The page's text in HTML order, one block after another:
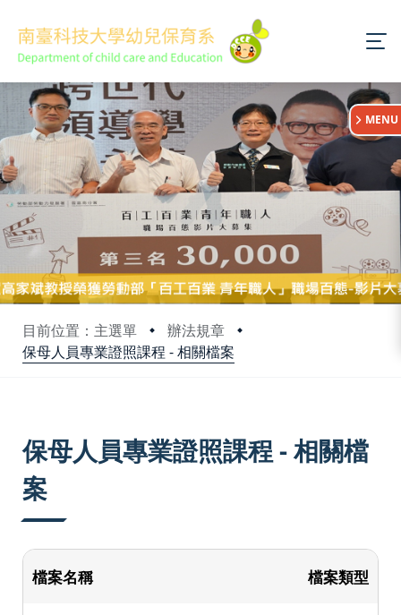
目前位置：主選單
辦法規章
保母人員專業證照課程 - 相關檔案
:::
MENU
保母人員專業證照課程 - 相關檔
案
檔案名稱 檔案類型